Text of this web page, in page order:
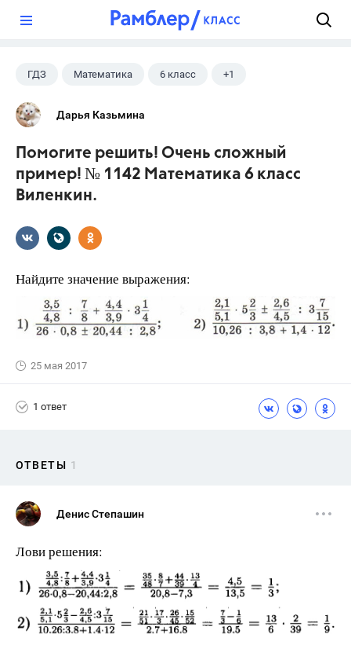
ГДЗ Математика 6 класс +1
Виленкин Н.Я.
Дарья Казьмина
Помогите решить! Очень сложный
пример! № 1142 Математика 6 класс
Виленкин.
Найдите значение выражения:
25 мая 2017
1 ответ
ОТВЕТЫ 1
Денис Степашин
Лови решения: